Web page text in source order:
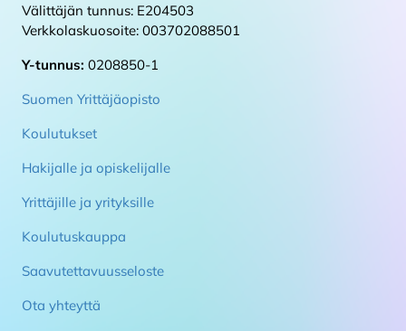
Välittäjän tunnus: E204503
Verkkolaskuosoite: 003702088501
Y-tunnus: 0208850-1
Suomen Yrittäjäopisto
Koulutukset
Hakijalle ja opiskelijalle
Yrittäjille ja yrityksille
Koulutuskauppa
Saavutettavuusseloste
Ota yhteyttä